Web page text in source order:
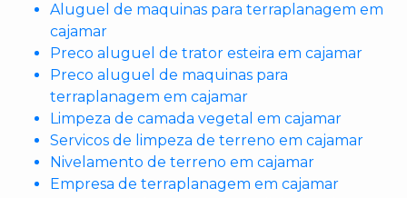
Aluguel de maquinas para terraplanagem em
cajamar
Preco aluguel de trator esteira em cajamar
Preco aluguel de maquinas para
terraplanagem em cajamar
Limpeza de camada vegetal em cajamar
Servicos de limpeza de terreno em cajamar
Nivelamento de terreno em cajamar
Empresa de terraplanagem em cajamar